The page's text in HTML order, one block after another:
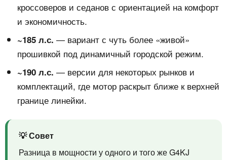
кроссоверов и седанов с ориентацией на комфорт
и экономичность.
~185 л.с. — вариант с чуть более «живой»
прошивкой под динамичный городской режим.
~190 л.с. — версии для некоторых рынков и
комплектаций, где мотор раскрыт ближе к верхней
границе линейки.
💡 Совет
Разница в мощности у одного и того же G4KJ